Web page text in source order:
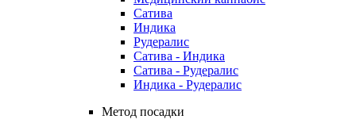
Сатива
Индика
Рудералис
Сатива - Индика
Сатива - Рудералис
Индика - Рудералис
Метод посадки